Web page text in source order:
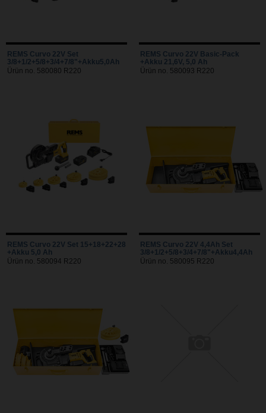
REMS Curvo 22V Set
3/8+1/2+5/8+3/4+7/8"+Akku5,0Ah
Ürün no. 580080 R220
REMS Curvo 22V Basic-Pack
+Akku 21,6V, 5,0 Ah
Ürün no. 580093 R220
REMS Curvo 22V Set 15+18+22+28
+Akku 5,0 Ah
Ürün no. 580094 R220
REMS Curvo 22V 4,4Ah Set
3/8+1/2+5/8+3/4+7/8"+Akku4,4Ah
Ürün no. 580095 R220